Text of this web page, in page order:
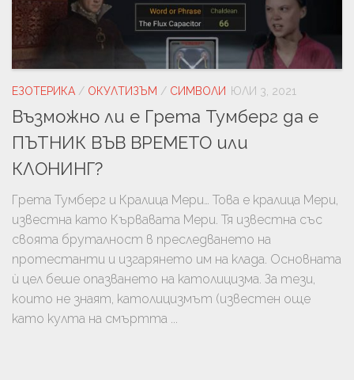
ЕЗОТЕРИКА / ОКУЛТИЗЪМ / СИМВОЛИ ЮЛИ 3, 2021
Възможно ли е Грета Тумберг да е
ПЪТНИК ВЪВ ВРЕМЕТО или
КЛОНИНГ?
Грета Тумберг и Кралица Мери… Това е кралица Мери,
известна като Кървавата Мери. Тя известна със
своята бруталност в преследването на
протестанти и изгарянето им на клада. Основната
ѝ цел беше опазването на католицизма. За тези,
които не знаят, католицизмът (известен още
като култа на смъртта ...